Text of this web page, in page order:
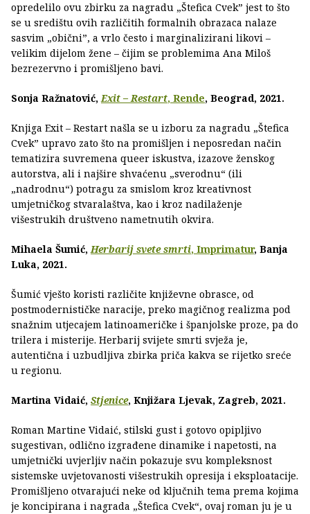
opredelilo ovu zbirku za nagradu „Štefica Cvek” jest to što
se u središtu ovih različitih formalnih obrazaca nalaze
sasvim „obični”, a vrlo često i marginalizirani likovi –
velikim dijelom žene – čijim se problemima Ana Miloš
bezrezervno i promišljeno bavi.
Sonja Ražnatović, Exit – Restart, Rende, Beograd, 2021.
Knjiga Exit – Restart našla se u izboru za nagradu „Štefica
Cvek” upravo zato što na promišljen i neposredan način
tematizira suvremena queer iskustva, izazove ženskog
autorstva, ali i najšire shvaćenu „sverodnu“ (ili
„nadrodnu“) potragu za smislom kroz kreativnost
umjetničkog stvaralaštva, kao i kroz nadilaženje
višestrukih društveno nametnutih okvira.
Mihaela Šumić,Herbarij svete smrti, Imprimatur, Banja
Luka, 2021.
Šumić vješto koristi različite književne obrasce, od
postmodernističke naracije, preko magičnog realizma pod
snažnim utjecajem latinoameričke i španjolske proze, pa do
trilera i misterije. Herbarij svijete smrti svježa je,
autentična i uzbudljiva zbirka priča kakva se rijetko sreće
u regionu.
Martina Vidaić, Stjenice, Knjižara Ljevak, Zagreb, 2021.
Roman Martine Vidaić, stilski gust i gotovo opipljivo
sugestivan, odlično izgrađene dinamike i napetosti, na
umjetnički uvjerljiv način pokazuje svu kompleksnost
sistemske uvjetovanosti višestrukih opresija i eksploatacije.
Promišljeno otvarajući neke od ključnih tema prema kojima
je koncipirana i nagrada „Štefica Cvek“, ovaj roman ju je u